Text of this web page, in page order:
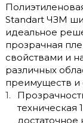
Standart ЧЗМ
идеальное
прозрачная
свойствами и
различных
преимуществ и
техническая
достаточное